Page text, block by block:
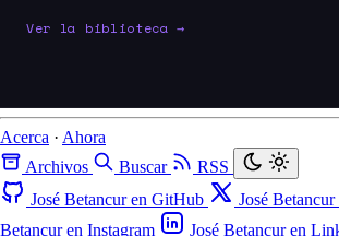
Ver la biblioteca →
Acerca · Ahora
Archivos
Buscar
RSS
José Betancur en GitHub
José
Betancur en Instagram
José Betancur en